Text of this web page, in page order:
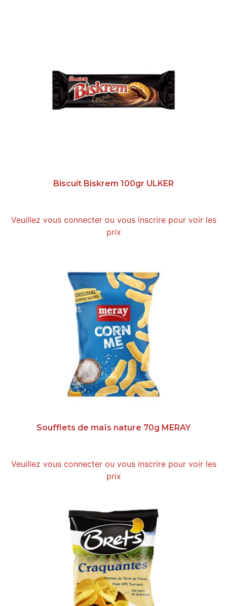
Biscuit Biskrem 100gr ULKER
Veuillez vous connecter ou vous inscrire pour voir les
prix
Soufflets de maïs nature 70g MERAY
Veuillez vous connecter ou vous inscrire pour voir les
prix